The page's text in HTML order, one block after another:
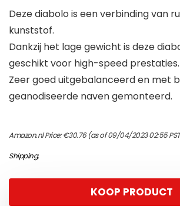
Deze diabolo is een verbinding van
kunststof.
Dankzij het lage gewicht is deze
geschikt voor high-speed prestaties.
Zeer goed uitgebalanceerd en met
geanodiseerde naven gemonteerd.
Amazon.nl Price:€30.76(as of 09/04/2023 02:55
Shipping.
KOOP PRODUCT